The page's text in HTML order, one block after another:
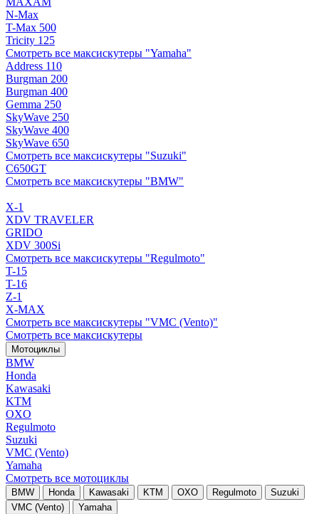
N-Max
T-Max 500
Tricity 125
Смотреть все максискутеры "Yamaha"
Address 110
Burgman 200
Burgman 400
Gemma 250
SkyWave 250
SkyWave 400
SkyWave 650
Смотреть все максискутеры "Suzuki"
C650GT
Смотреть все максискутеры "BMW"
X-1
XDV TRAVELER
GRIDO
XDV 300Si
Смотреть все максискутеры "Regulmoto"
T-15
T-16
Z-1
X-MAX
Смотреть все максискутеры "VMC (Vento)"
Смотреть все максискутеры
Мотоциклы
BMW
Honda
Kawasaki
KTM
OXO
Regulmoto
Suzuki
VMC (Vento)
Yamaha
Смотреть все мотоциклы
BMW Honda Kawasaki KTM OXO Regulmoto
Suzuki
VMC (Vento)
Yamaha